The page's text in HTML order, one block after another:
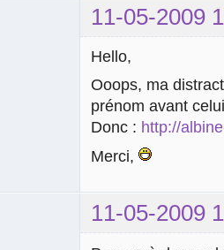
11-05-2009
Hello,
Ooops, ma
prénom avant
Donc : http://
Merci,
11-05-2009